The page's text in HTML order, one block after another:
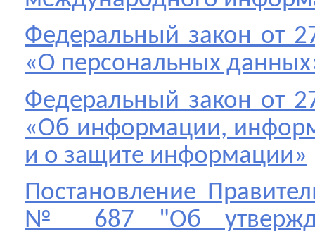
Федеральный закон от
«О персональных
Федеральный закон от
«Об информации,
и о защите информации»
Постановление
№ 687 "Об